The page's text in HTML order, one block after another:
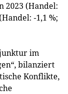
2023 (Handel:
-1,1 %;
im
bilanziert
Konflikte,